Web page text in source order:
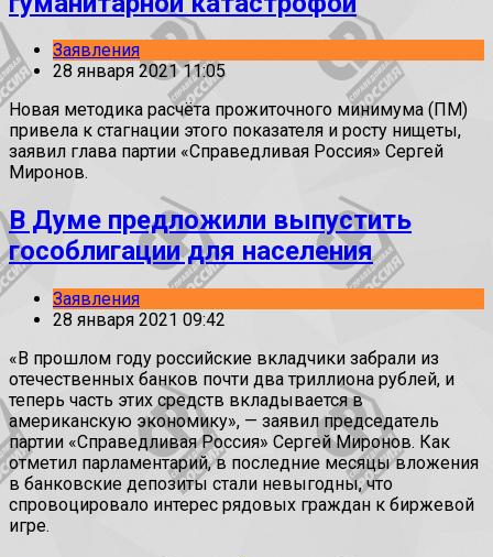
Заявления
28 января 2021 11:05
Новая методика расчёта прожиточного минимума (ПМ)
привела к стагнации этого показателя и росту нищеты,
заявил глава партии «Справедливая Россия» Сергей
Миронов.
В Думе предложили выпустить
гособлигации для населения
Заявления
28 января 2021 09:42
«В прошлом году российские вкладчики забрали из
отечественных банков почти два триллиона рублей, и
теперь часть этих средств вкладывается в
американскую экономику», — заявил председатель
партии «Справедливая Россия» Сергей Миронов. Как
отметил парламентарий, в последние месяцы вложения
в банковские депозиты стали невыгодны, что
спровоцировало интерес рядовых граждан к биржевой
игре.